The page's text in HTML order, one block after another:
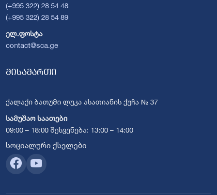
(+995 322) 28 54 48
(+995 322) 28 54 89
ელ.ფოსტა
contact@sca.ge
მისამართი
ქალაქი ბათუმი ლუკა ასათიანის ქუჩა № 37
სამუშაო საათები
09:00 – 18:00 შესვენება: 13:00 – 14:00
სოციალური ქსელები